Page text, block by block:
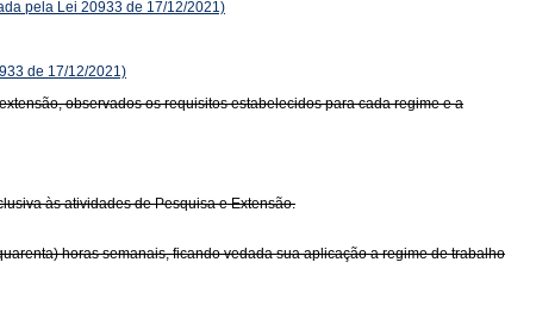
pela Lei 20933 de 17/12/2021)
de 17/12/2021)
observados os requisitos estabelecidos para cada regime e a
às atividades de Pesquisa e Extensão.
horas semanais, ficando vedada sua aplicação a regime de trabalho